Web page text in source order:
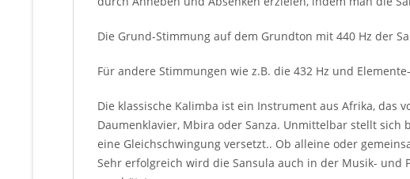
Die Grund-Stimmung auf dem Grundton mit 440 Hz der
Für andere Stimmungen wie z.B. die 432 Hz und
Die klassische Kalimba ist ein Instrument aus Afrika, das
Daumenklavier, Mbira oder Sanza. Unmittelbar stellt
eine Gleichschwingung versetzt.. Ob alleine oder
Sehr erfolgreich wird die Sansula auch in der Musik-